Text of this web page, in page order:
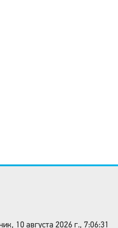
10 августа 2026 г., 7:06:31